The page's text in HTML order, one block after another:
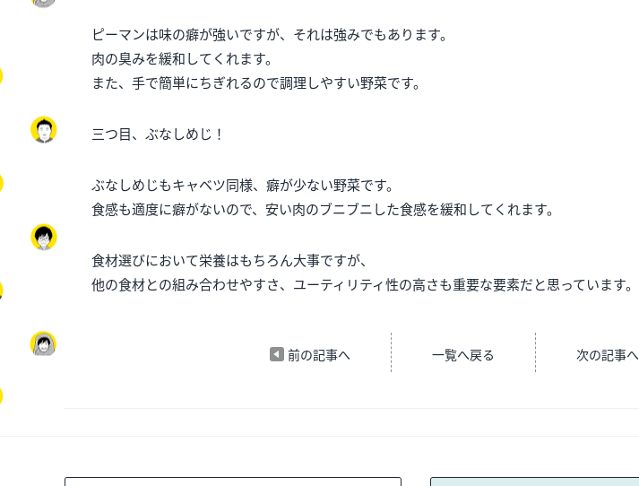
ピーマンは味の癖が強いですが、それは強みでもあります。
肉の臭みを緩和してくれます。
また、手で簡単にちぎれるので調理しやすい野菜です。
三つ目、ぶなしめじ！
ぶなしめじもキャベツ同様、癖が少ない野菜です。
食感も適度に癖がないので、安い肉のブニブニした食感を緩和してくれます。
食材選びにおいて栄養はもちろん大事ですが、
他の食材との組み合わせやすさ、ユーティリティ性の高さも重要な要素だと思っています。
前の記事へ 一覧へ戻る 次の記事へ